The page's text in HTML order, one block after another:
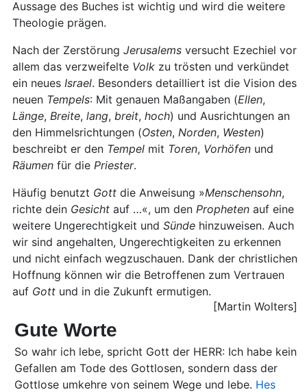
Aussage des Buches ist wichtig und wird die weitere
Theologie prägen.
Nach der Zerstörung Jerusalems versucht Ezechiel vor
allem das verzweifelte Volk zu trösten und verkündet
ein neues Israel. Besonders detailliert ist die Vision des
neuen Tempels: Mit genauen Maßangaben (Ellen,
Länge, Breite, lang, breit, hoch) und Ausrichtungen an
den Himmelsrichtungen (Osten, Norden, Westen)
beschreibt er den Tempel mit Toren, Vorhöfen und
Räumen für die Priester.
Häufig benutzt Gott die Anweisung »Menschensohn,
richte dein Gesicht auf …«, um den Propheten auf eine
weitere Ungerechtigkeit und Sünde hinzuweisen. Auch
wir sind angehalten, Ungerechtigkeiten zu erkennen
und nicht einfach wegzuschauen. Dank der christlichen
Hoffnung können wir die Betroffenen zum Vertrauen
auf Gott und in die Zukunft ermutigen.
[Martin Wolters]
Gute Worte
So wahr ich lebe, spricht Gott der HERR: Ich habe kein
Gefallen am Tode des Gottlosen, sondern dass der
Gottlose umkehre von seinem Wege und lebe. Hes